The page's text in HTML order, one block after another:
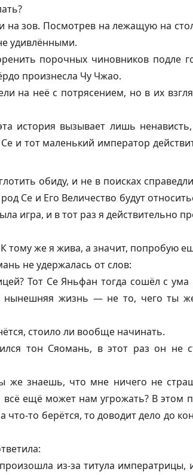
зов. Посмотрев на лежащую на
удивлёнными.
порочных чиновников подле
произнесла Чу Чжао.
на неё с потрясением, но в их
история вызывает лишь
и тот маленький император
обиду, и не в поисках
Се и Его Величество будут
игра, и в тот раз я действительно
тому же я жива, а значит, попробую
не удержалась от слов:
Тот Се Яньфан тогда сошёл с ума
жизнь — не то, чего ты
стоило ли вообще начинать.
тон Сяомань, в этот раз он не
же знаешь, что мне ничего не
ещё может нам угрожать? В этом
то берётся, то доводит дело до
из-за титула императрицы,